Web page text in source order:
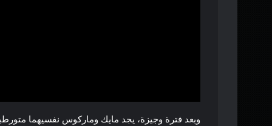
وبعد فترة وجيزة، يجد مايك وماركوس نفسيهما